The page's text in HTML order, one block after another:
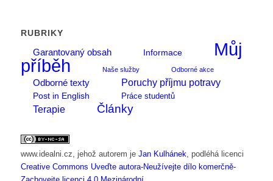
RUBRIKY
Garantovaný obsah
Informace
Můj
příběh
Naše služby Odborné akce
Odborné texty Poruchy příjmu potravy
Post in English Práce studentů
Terapie Články
www.idealni.cz, jehož autorem je Jan Kulhánek, podléhá licenci
Creative Commons Uveďte autora-Neužívejte dílo komerčně-